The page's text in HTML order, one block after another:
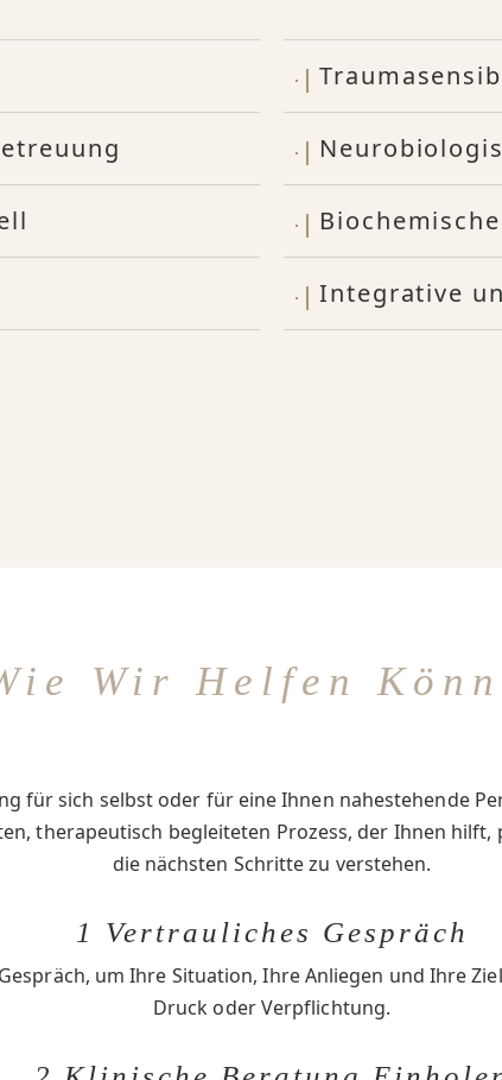
Integrative
Wir Helfen
für sich selbst oder für eine Ihnen nahestehende
therapeutisch begleiteten Prozess, der Ihnen hilft,
die nächsten Schritte zu verstehen.
1 Vertrauliches Gespräch
um Ihre Situation, Ihre Anliegen und Ihre
Druck oder Verpflichtung.